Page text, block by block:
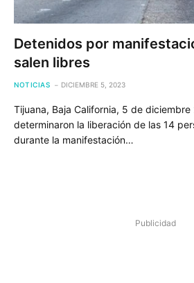
Detenidos por
salen libres
NOTICIAS DICIEMBRE 5, 2023
Tijuana, Baja California, 5 de
determinaron la liberación de las 14
durante la manifestación…
Publicidad